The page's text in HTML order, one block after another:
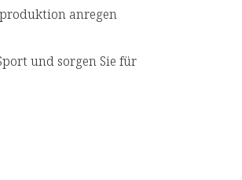
anregen
und sorgen Sie für